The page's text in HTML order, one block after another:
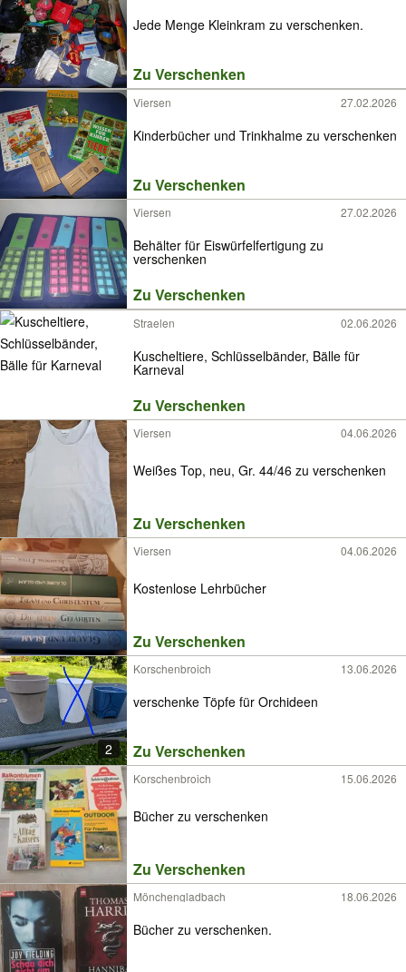
Jede Menge Kleinkram zu verschenken.
Zu Verschenken
Viersen 27.02.2026
Kinderbücher und Trinkhalme zu verschenken
Zu Verschenken
Viersen 27.02.2026
Behälter für Eiswürfelfertigung zu
verschenken
Zu Verschenken
Straelen 02.06.2026
Kuscheltiere, Schlüsselbänder, Bälle für
Karneval
Zu Verschenken
Viersen 04.06.2026
Weißes Top, neu, Gr. 44/46 zu verschenken
Zu Verschenken
Viersen 04.06.2026
Kostenlose Lehrbücher
Zu Verschenken
2
Korschenbroich 13.06.2026
verschenke Töpfe für Orchideen
Zu Verschenken
Korschenbroich 15.06.2026
Bücher zu verschenken
Zu Verschenken
Mönchengladbach 18.06.2026
Bücher zu verschenken.